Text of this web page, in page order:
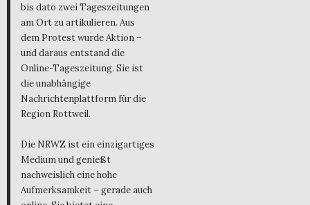
bis dato zwei Tageszeitungen
am Ort zu artikulieren. Aus
dem Protest wurde Aktion –
und daraus entstand die
Online-Tageszeitung. Sie ist
die unabhängige
Nachrichtenplattform für die
Region Rottweil.
Die NRWZ ist ein einzigartiges
Medium und genießt
nachweislich eine hohe
Aufmerksamkeit – gerade auch